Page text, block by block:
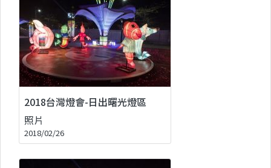
2018台灣燈會-日出曙光燈區
照片
2018/02/26